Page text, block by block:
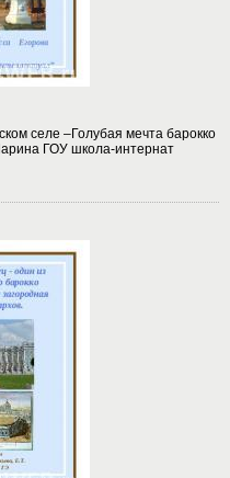
селе –Голубая мечта барокко
ГОУ школа-интернат